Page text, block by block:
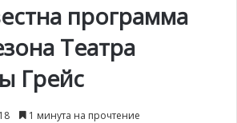
программа
Театра
Грейс
18 1 минута на прочтение